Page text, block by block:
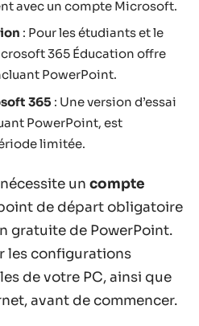
avec un compte Microsoft.
: Pour les étudiants et le
365 Éducation offre
PowerPoint.
365 : Une version d’essai
PowerPoint, est
limitée.
un compte
de départ obligatoire
gratuite de PowerPoint.
les configurations
de votre PC, ainsi que
avant de commencer.